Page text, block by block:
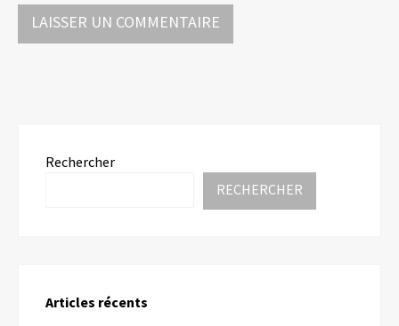
Rechercher
RECHERCHER
Articles récents